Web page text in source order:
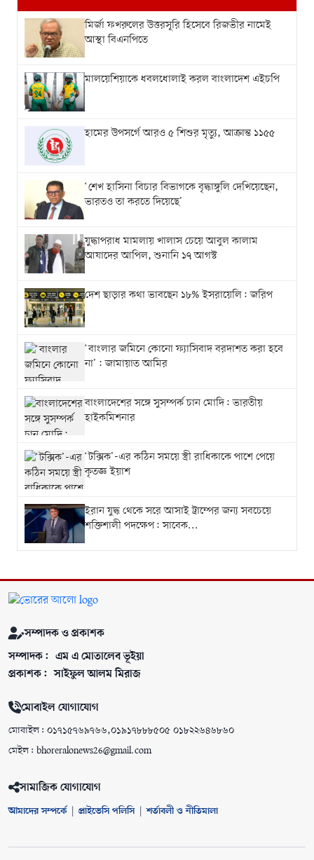
মির্জা ফখরুলের উত্তরসূরি হিসেবে রিজভীর নামেই
আস্থা বিএনপিতে
মালয়েশিয়াকে ধবলধোলাই করল বাংলাদেশ এইচপি
হামের উপসর্গে আরও ৫ শিশুর মৃত্যু, আক্রান্ত ১১৫৫
‘শেখ হাসিনা বিচার বিভাগকে বৃদ্ধাঙ্গুলি দেখিয়েছেন,
ভারতও তা করতে দিয়েছে’
যুদ্ধাপরাধ মামলায় খালাস চেয়ে আবুল কালাম
আযাদের আপিল, শুনানি ১৭ আগস্ট
দেশ ছাড়ার কথা ভাবছেন ১৮% ইসরায়েলি: জরিপ
‘বাংলার জমিনে কোনো ফ্যাসিবাদ বরদাশত করা হবে
না’: জামায়াত আমির
বাংলাদেশের সঙ্গে সুসম্পর্ক চান মোদি: ভারতীয়
হাইকমিশনার
‘টক্সিক’-এর কঠিন সময়ে স্ত্রী রাধিকাকে পাশে পেয়ে
কৃতজ্ঞ ইয়াশ
ইরান যুদ্ধ থেকে সরে আসাই ট্রাম্পের জন্য সবচেয়ে
শক্তিশালী পদক্ষেপ: সাবেক...
সম্পাদক ও প্রকাশক
সম্পাদক: এম এ মোতালেব ভূইয়া
প্রকাশক: সাইফুল আলম মিরাজ
মোবাইল যোগাযোগ
মোবাইল: ০১৭১৫৭৬৯৭৬৬,০১৯১৭৮৮৮৫০৫ ০১৮২২৬৪৬৮৬০
মেইল: bhoreralonews26@gmail.com
সামাজিক যোগাযোগ
আমাদের সম্পর্কে | প্রাইভেসি পলিসি | শর্তাবলী ও নীতিমালা